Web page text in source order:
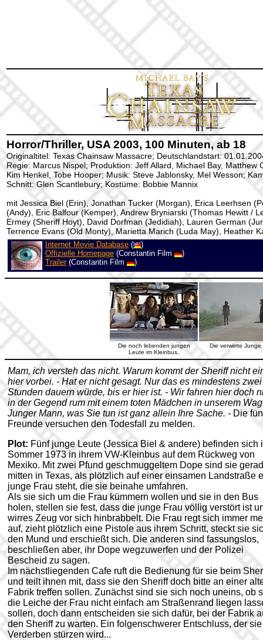
Horror/Thriller, USA 2003, 100 Minuten, ab 18
Originaltitel: Texas Chainsaw Massacre; Deutschlandstart:
Regie: Marcus Nispel; Produktion: Jeff Allard, Michael Bay, Matthew
Kim Henkel, Tobe Hooper; Musik: Steve Jablonsky, Mel Wesson;
Schnitt: Glen Scantlebury; Kostüme: Bobbie Mannix
mit Jessica Biel (Erin), Jonathan Tucker (Morgan), Erica Leerhsen
(Andy), Eric Balfour (Kemper), Andrew Bryniarski (Thomas Hewitt /
Ermey (Sheriff Hoyt), David Dorfman (Jedidiah), Lauren German
Terrence Evans (Old Monty), Marietta Marich (Luda May), Heather
Internet Movie Database (
)
Offizielle Homepage (Constantin Film
)
Trailer(Constantin Film )
Die noch lebenden jungen
Leute im Kleinbus,
Die verwirrte Junge
Mam, ich versteh das nicht. Warum kommt der Sheriff nicht
hier vorbei. - Hat er nicht gesagt. Nur das es mindestens zwei
Stunden dauern würde, bis er hier ist. - Wir fahren hier doch
in der Gegend rum mit einem toten Mädchen in unserem
Junger Mann, was Sie tun ist ganz allein Ihre Sache. - Die
Freunde versuchen den Todesfall zu melden.
Plot: Fünf junge Leute (Jessica Biel & andere) befinden sich
Sommer 1973 in ihrem VW-Kleinbus auf dem Rückweg von
Mexiko. Mit zwei Pfund geschmuggeltem Dope sind sie
mitten in Texas, als plötzlich auf einer einsamen Landstraße
junge Frau steht, die sie beinahe umfahren.
Als sie sich um die Frau kümmern wollen und sie in den Bus
holen, stellen sie fest, dass die junge Frau völlig verstört ist
wirres Zeug vor sich hinbrabbelt. Die Frau regt sich immer
auf, zieht plötzlich eine Pistole aus ihrem Schritt, steckt sie
den Mund und erschießt sich. Die anderen sind fassungslos,
beschließen aber, ihr Dope wegzuwerfen und der Polizei
Bescheid zu sagen.
Im nächstliegenden Cafe ruft die Bedienung für sie beim
und teilt ihnen mit, dass sie den Sheriff doch bitte an einer
Fabrik treffen sollen. Zunächst sind sie sich noch uneins, ob
die Leiche der Frau nicht einfach am Straßenrand liegen
sollen, doch dann entscheiden sie sich dafür, bei der Fabrik
den Sheriff zu warten. Ein folgenschwerer Entschluss, der
Verderben stürzen wird...